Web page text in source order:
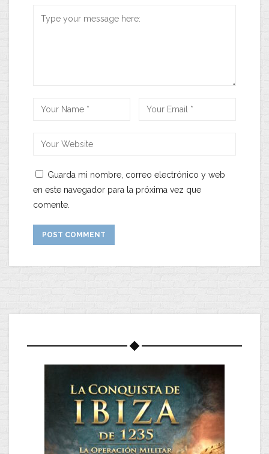
Guarda mi nombre, correo electrónico y web
en este navegador para la próxima vez que
comente.